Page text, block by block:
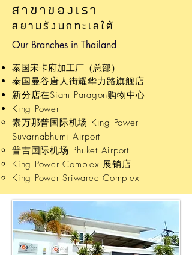
สาขาของเรา
สยามรังนกทะเลใต้
Our Branches in Thailand
泰国宋卡府加工厂（总部）
泰国曼谷唐人街耀华力路旗舰店
新分店在Siam Paragon购物中心
King Power
素万那普国际机场 King Power
Suvarnabhumi Airport
普吉国际机场 Phuket Airport
King Power Complex 展销店
King Power Sriwaree Complex